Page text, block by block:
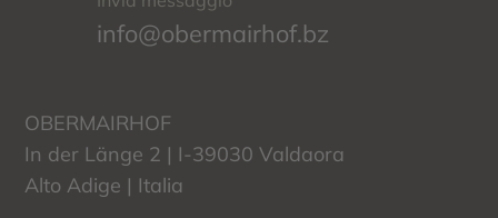
info@obermairhof.bz
OBERMAIRHOF
In der Länge 2 | I-39030 Valdaora
Alto Adige | Italia